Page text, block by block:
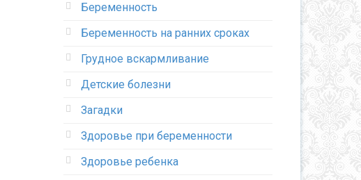
Беременность
Беременность на ранних сроках
Грудное вскармливание
Детские болезни
Загадки
Здоровье при беременности
Здоровье ребенка